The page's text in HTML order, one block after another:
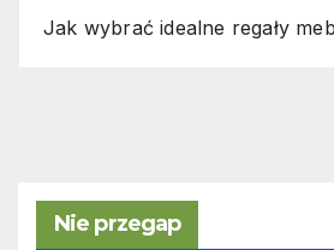
Jak wybrać idealne regały
Nie przegap